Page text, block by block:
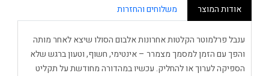
אודות המוצר משלוחים והחזרות
ענבל פרלמוטר הקלטות אחרונות אלבום הסולו שיצא לאחר מותה
והפך עם הזמן למסמך מצמרר – אינטימי, חשוף, וטעון ברגש שלא
הספיקה לערוך או להחליק. עכשיו במהדורה מחודשת על תקליט